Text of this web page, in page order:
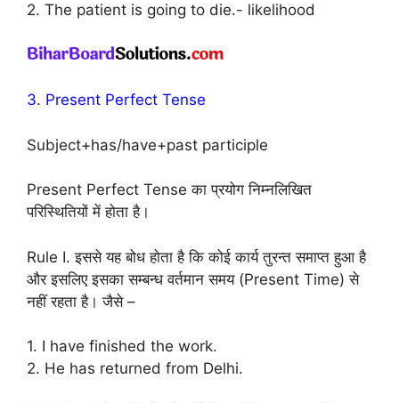
2. The patient is going to die.- likelihood
3. Present Perfect Tense
Subject+has/have+past participle
Present Perfect Tense का प्रयोग निम्नलिखित
परिस्थितियों में होता है।
Rule I. इससे यह बोध होता है कि कोई कार्य तुरन्त समाप्त हुआ है
और इसलिए इसका सम्बन्ध वर्तमान समय (Present Time) से
नहीं रहता है। जैसे –
1. I have finished the work.
2. He has returned from Delhi.